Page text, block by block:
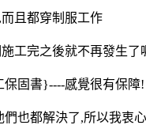
且都穿制服工作
工完之後就不再發生了
固書}----感覺很有保障!
也都解決了,所以我衷